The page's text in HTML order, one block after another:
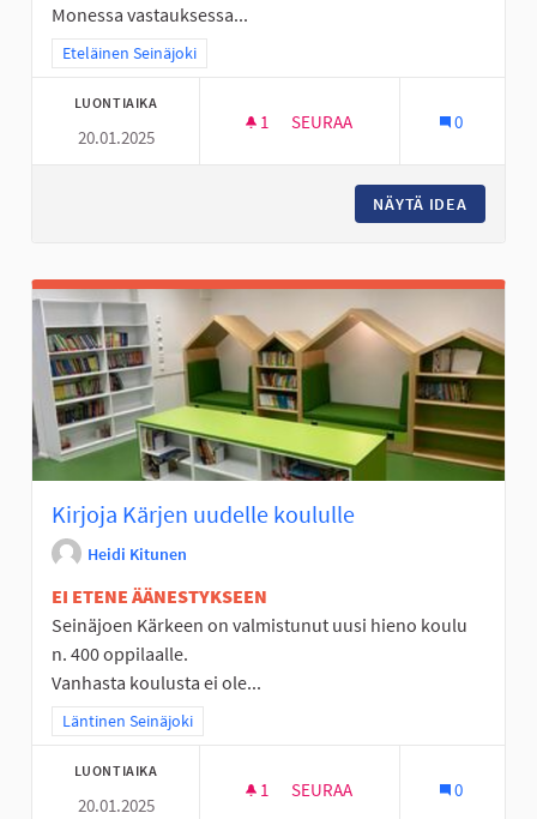
Monessa vastauksessa...
Rajaa tulokset teeman mukaan: Eteläinen Seinäjoki
Eteläinen Seinäjoki
LUONTIAIKA
20.01.2025
1 1 SEURAAJA
SEURAA 0
NÄYTÄ IDEA
Kirjoja Kärjen uudelle koululle
Heidi Kitunen
EI ETENE ÄÄNESTYKSEEN
Seinäjoen Kärkeen on valmistunut uusi hieno koulu
n. 400 oppilaalle.
Vanhasta koulusta ei ole...
Rajaa tulokset teeman mukaan: Läntinen Seinäjoki
Läntinen Seinäjoki
LUONTIAIKA
20.01.2025
1 1 SEURAAJA
SEURAA 0